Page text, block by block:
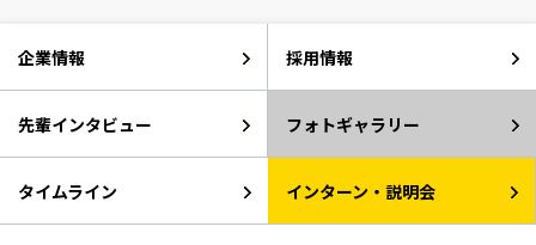
企業情報 採用情報
先輩インタビュー フォトギャラリー
タイムライン インターン・説明会